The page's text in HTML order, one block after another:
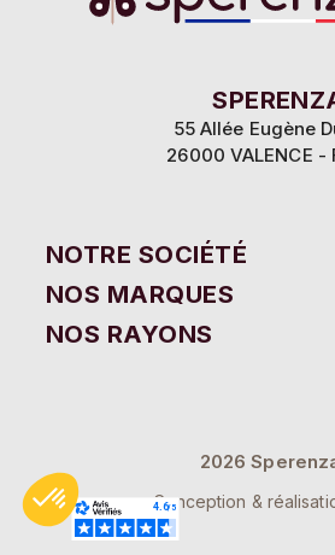
55 Allée Eugène
26000 VALENCE -
NOTRE SOCIÉTÉ
NOS MARQUES
NOS RAYONS
2026
Conception &